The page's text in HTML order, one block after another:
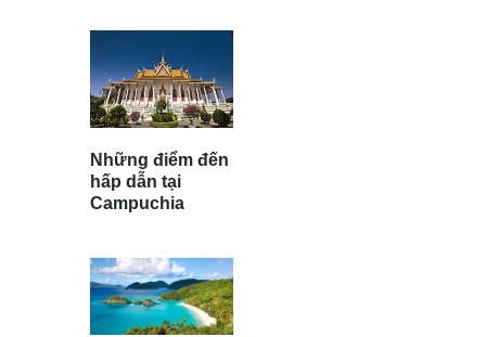
Những điểm đến
hấp dẫn tại
Campuchia